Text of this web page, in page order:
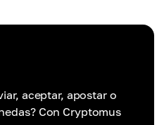
aceptar, apostar o
Con Cryptomus